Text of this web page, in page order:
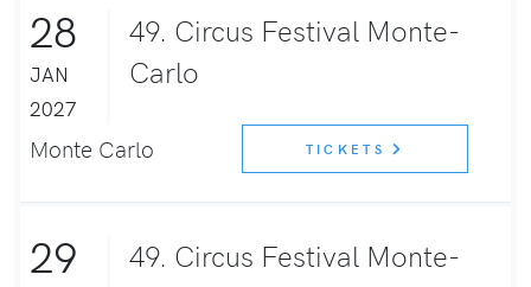
28
JAN
2027
49. Circus Festival Monte-
Carlo
Monte Carlo TICKETS
29
49. Circus Festival Monte-